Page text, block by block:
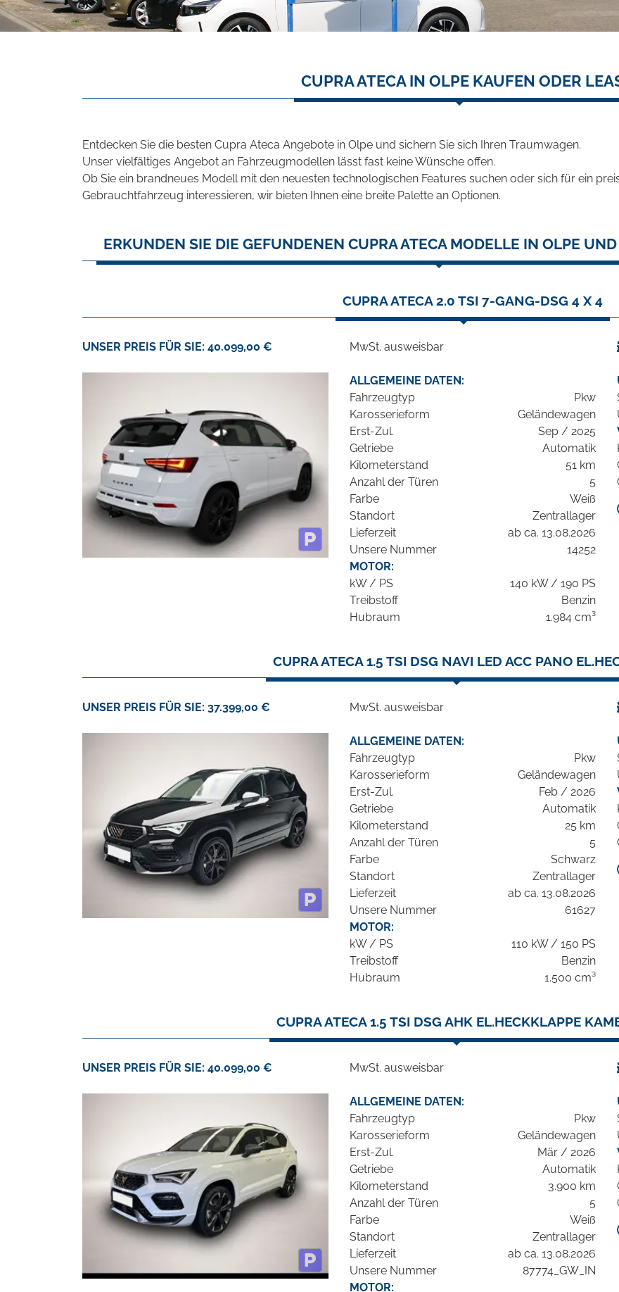
CUPRA ATECA IN OLPE KAUFEN ODER
Entdecken Sie die besten Cupra Ateca Angebote in Olpe und sichern Sie sich Ihren Traumwagen.
Unser vielfältiges Angebot an Fahrzeugmodellen lässt fast keine Wünsche offen.
Ob Sie ein brandneues Modell mit den neuesten technologischen Features suchen oder sich für ein
Gebrauchtfahrzeug interessieren, wir bieten Ihnen eine breite Palette an Optionen.
ERKUNDEN SIE DIE GEFUNDENEN CUPRA ATECA MODELLE IN OLPE
CUPRA ATECA 2.0 TSI 7-GANG-DSG 4 X 4
UNSER PREIS FÜR SIE: 40.099,00 € MwSt. ausweisbar
ALLGEMEINE DATEN:
Fahrzeugtyp
Pkw
Karosserieform
Geländewagen
Erst-Zul.
Sep / 2025
Getriebe
Automatik
Kilometerstand
51 km
Anzahl der Türen
5
Farbe
Weiß
Standort
Zentrallager
Lieferzeit
ab ca. 13.08.2026
Unsere Nummer
14252
MOTOR:
kW / PS
140 kW / 190 PS
Treibstoff
Benzin
Hubraum
1.984 cm³
CUPRA ATECA 1.5 TSI DSG NAVI LED ACC PANO
UNSER PREIS FÜR SIE: 37.399,00 € MwSt. ausweisbar
ALLGEMEINE DATEN:
Fahrzeugtyp
Pkw
Karosserieform
Geländewagen
Erst-Zul.
Feb / 2026
Getriebe
Automatik
Kilometerstand
25 km
Anzahl der Türen
5
Farbe
Schwarz
Standort
Zentrallager
Lieferzeit
ab ca. 13.08.2026
Unsere Nummer
61627
MOTOR:
kW / PS
110 kW / 150 PS
Treibstoff
Benzin
Hubraum
1.500 cm³
CUPRA ATECA 1.5 TSI DSG AHK EL.HECKKLAPPE
UNSER PREIS FÜR SIE: 40.099,00 € MwSt. ausweisbar
ALLGEMEINE DATEN:
Fahrzeugtyp
Pkw
Karosserieform
Geländewagen
Erst-Zul.
Mär / 2026
Getriebe
Automatik
Kilometerstand
3.900 km
Anzahl der Türen
5
Farbe
Weiß
Standort
Zentrallager
Lieferzeit
ab ca. 13.08.2026
Unsere Nummer
87774_GW_IN
MOTOR: